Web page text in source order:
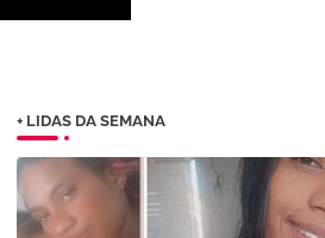
+ LIDAS DA SEMANA